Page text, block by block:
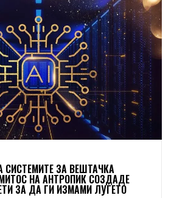
СИСТЕМИТЕ ЗА ВЕШТАЧКА
НА АНТРОПИК СОЗДАДЕ
ЗА ДА ГИ ИЗМАМИ ЛУЃЕТО